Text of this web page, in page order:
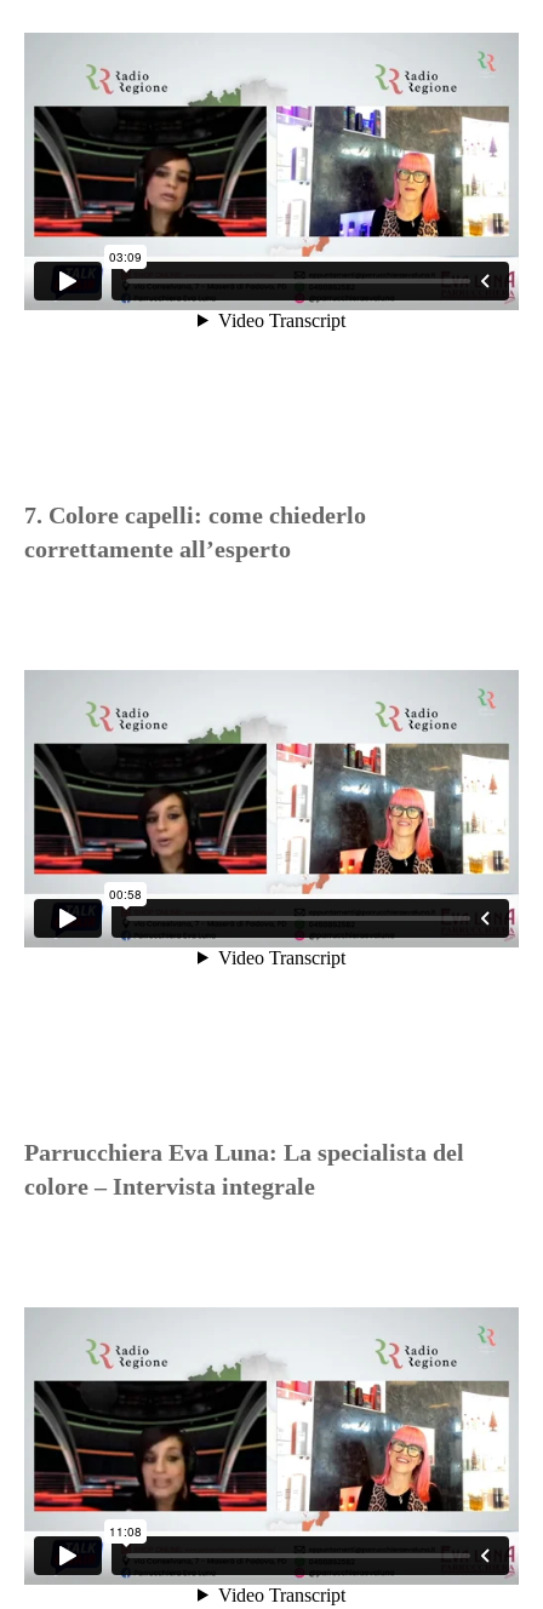
7. Colore capelli: come chiederlo
correttamente all’esperto
Parrucchiera Eva Luna: La specialista del
colore – Intervista integrale